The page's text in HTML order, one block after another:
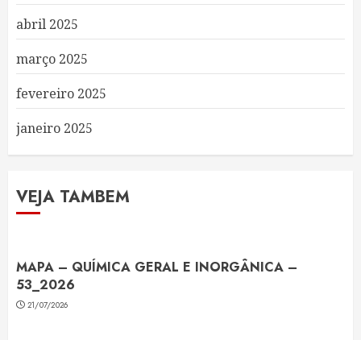
abril 2025
março 2025
fevereiro 2025
janeiro 2025
VEJA TAMBEM
MAPA – QUÍMICA GERAL E INORGÂNICA –
53_2026
21/07/2026